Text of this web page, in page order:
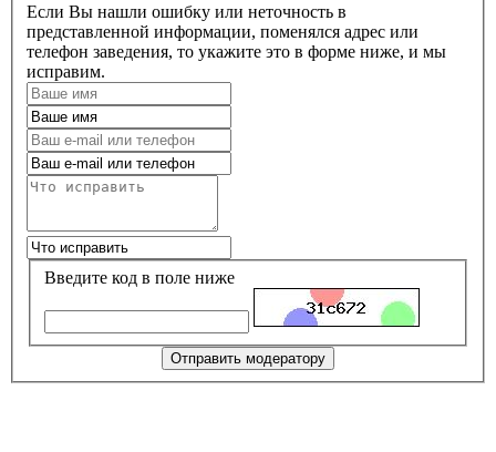
Если Вы нашли ошибку или неточность в
представленной информации, поменялся адрес или
телефон заведения, то укажите это в форме ниже, и мы
исправим.
Введите код в поле ниже
Отправить модератору